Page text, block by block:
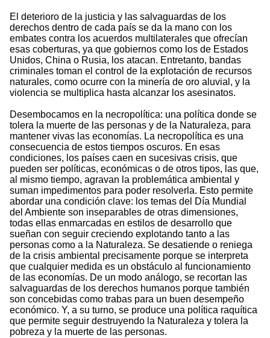
El deterioro de la justicia y las salvaguardas de los
derechos dentro de cada país se da la mano con los
embates contra los acuerdos multilaterales que ofrecían
esas coberturas, ya que gobiernos como los de Estados
Unidos, China o Rusia, los atacan. Entretanto, bandas
criminales toman el control de la explotación de recursos
naturales, como ocurre con la minería de oro aluvial, y la
violencia se multiplica hasta alcanzar los asesinatos.
Desembocamos en la necropolítica: una política donde se
tolera la muerte de las personas y de la Naturaleza, para
mantener vivas las economías. La necropolítica es una
consecuencia de estos tiempos oscuros. En esas
condiciones, los países caen en sucesivas crisis, que
pueden ser políticas, económicas o de otros tipos, las que,
al mismo tiempo, agravan la problemática ambiental y
suman impedimentos para poder resolverla. Esto permite
abordar una condición clave: los temas del Día Mundial
del Ambiente son inseparables de otras dimensiones,
todas ellas enmarcadas en estilos de desarrollo que
sueñan con seguir creciendo explotando tanto a las
personas como a la Naturaleza. Se desatiende o reniega
de la crisis ambiental precisamente porque se interpreta
que cualquier medida es un obstáculo al funcionamiento
de las economías. De un modo análogo, se recortan las
salvaguardas de los derechos humanos porque también
son concebidas como trabas para un buen desempeño
económico. Y, a su turno, se produce una política raquítica
que permite seguir destruyendo la Naturaleza y tolera la
pobreza y la muerte de las personas.